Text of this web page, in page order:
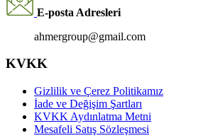
E-posta Adresleri
ahmergroup@gmail.com
KVKK
Gizlilik ve Çerez Politikamız
İade ve Değişim Şartları
KVKK Aydınlatma Metni
Mesafeli Satış Sözleşmesi